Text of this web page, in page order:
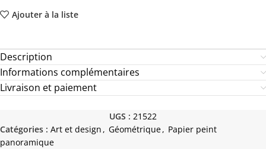
Ajouter à la liste
Description
Informations complémentaires
Livraison et paiement
UGS : 21522
Catégories : Art et design , Géométrique, Papier peint
panoramique